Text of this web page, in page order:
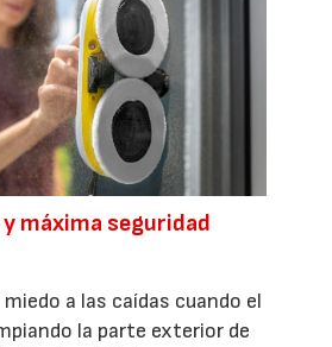
máxima seguridad
a las caídas cuando el
la parte exterior de